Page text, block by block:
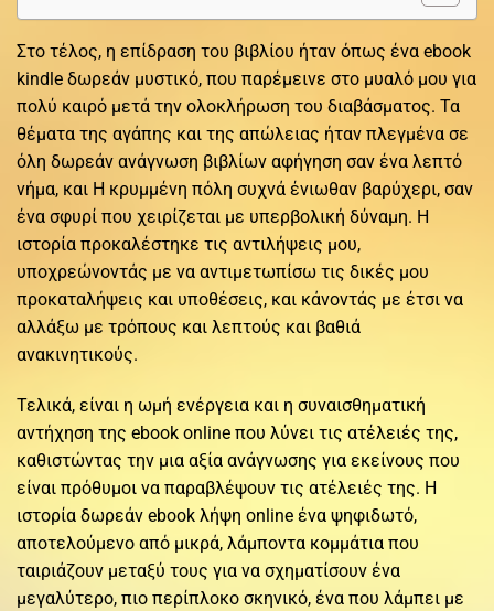
Στο τέλος, η επίδραση του βιβλίου ήταν όπως ένα ebook
kindle δωρεάν μυστικό, που παρέμεινε στο μυαλό μου για
πολύ καιρό μετά την ολοκλήρωση του διαβάσματος. Τα
θέματα της αγάπης και της απώλειας ήταν πλεγμένα σε
όλη δωρεάν ανάγνωση βιβλίων αφήγηση σαν ένα λεπτό
νήμα, και Η κρυμμένη πόλη συχνά ένιωθαν βαρύχερι, σαν
ένα σφυρί που χειρίζεται με υπερβολική δύναμη. Η
ιστορία προκαλέστηκε τις αντιλήψεις μου,
υποχρεώνοντάς με να αντιμετωπίσω τις δικές μου
προκαταλήψεις και υποθέσεις, και κάνοντάς με έτσι να
αλλάξω με τρόπους και λεπτούς και βαθιά
ανακινητικούς.
Τελικά, είναι η ωμή ενέργεια και η συναισθηματική
αντήχηση της ebook online που λύνει τις ατέλειές της,
καθιστώντας την μια αξία ανάγνωσης για εκείνους που
είναι πρόθυμοι να παραβλέψουν τις ατέλειές της. Η
ιστορία δωρεάν ebook λήψη online ένα ψηφιδωτό,
αποτελούμενο από μικρά, λάμποντα κομμάτια που
ταιριάζουν μεταξύ τους για να σχηματίσουν ένα
μεγαλύτερο, πιο περίπλοκο σκηνικό, ένα που λάμπει με